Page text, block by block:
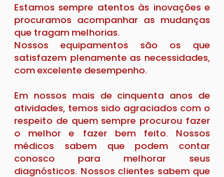
Estamos sempre atentos às inovações e
procuramos acompanhar as mudanças
que tragam melhorias.
Nossos equipamentos são os que
satisfazem plenamente as necessidades,
com excelente desempenho.
Em nossos mais de cinquenta anos de
atividades, temos sido agraciados com o
respeito de quem sempre procurou fazer
o melhor e fazer bem feito. Nossos
médicos sabem que podem contar
conosco para melhorar seus
diagnósticos. Nossos clientes sabem que